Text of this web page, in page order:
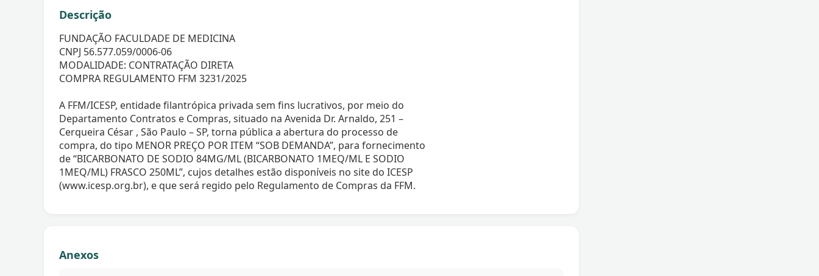
Descrição
FUNDAÇÃO FACULDADE DE MEDICINA
CNPJ 56.577.059/0006-06
MODALIDADE: CONTRATAÇÃO DIRETA
COMPRA REGULAMENTO FFM 3231/2025
A FFM/ICESP, entidade filantrópica privada sem fins lucrativos, por meio do
Departamento Contratos e Compras, situado na Avenida Dr. Arnaldo, 251 –
Cerqueira César , São Paulo – SP, torna pública a abertura do processo de
compra, do tipo MENOR PREÇO POR ITEM “SOB DEMANDA”, para fornecimento
de “BICARBONATO DE SODIO 84MG/ML (BICARBONATO 1MEQ/ML E SODIO
1MEQ/ML) FRASCO 250ML”, cujos detalhes estão disponíveis no site do ICESP
(www.icesp.org.br), e que será regido pelo Regulamento de Compras da FFM.
Anexos